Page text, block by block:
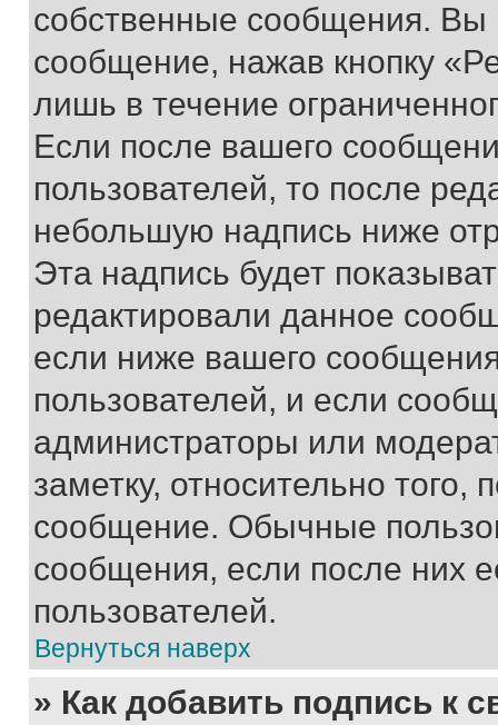
собственные сообщения. Вы
сообщение, нажав кнопку
лишь в течение
Если после вашего
пользователей, то после
небольшую надпись ниже
Эта надпись будет
редактировали данное
если ниже вашего
пользователей, и если
администраторы или
заметку, относительно
сообщение. Обычные
сообщения, если после них
пользователей.
Вернуться наверх
» Как добавить подпись к